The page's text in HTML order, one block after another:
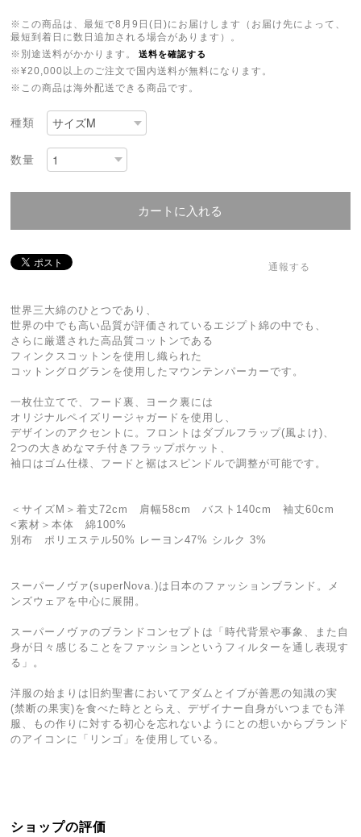
※この商品は、最短で8月9日(日)にお届けします（お届け先によって、
最短到着日に数日追加される場合があります）。
※別途送料がかかります。
送料を確認する
※¥20,000以上のご注文で国内送料が無料になります。
※この商品は海外配送できる商品です。
種類
数量
カートに入れる
通報する
世界三大綿のひとつであり、
世界の中でも高い品質が評価されているエジプト綿の中でも、
さらに厳選された高品質コットンである
フィンクスコットンを使用し織られた
コットングログランを使用したマウンテンパーカーです。
一枚仕立てで、フード裏、ヨーク裏には
オリジナルペイズリージャガードを使用し、
デザインのアクセントに。フロントはダブルフラップ(風よけ)、
2つの大きめなマチ付きフラップポケット、
袖口はゴム仕様、フードと裾はスピンドルで調整が可能です。
＜サイズM＞着丈72cm 肩幅58cm バスト140cm 袖丈60cm
<素材＞本体 綿100%
別布 ポリエステル50% レーヨン47% シルク 3%
スーパーノヴァ(superNova.)は日本のファッションブランド。メ
ンズウェアを中心に展開。
スーパーノヴァのブランドコンセプトは「時代背景や事象、また自
身が日々感じることをファッションというフィルターを通し表現す
る」。
洋服の始まりは旧約聖書においてアダムとイブが善悪の知識の実
(禁断の果実)を食べた時ととらえ、デザイナー自身がいつまでも洋
服、もの作りに対する初心を忘れないようにとの想いからブランド
のアイコンに「リンゴ」を使用している。
ショップの評価